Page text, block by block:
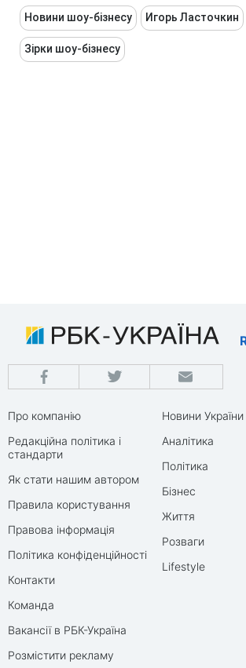
Новини шоу-бізнесу Игорь Ласточкин
Зірки шоу-бізнесу
Про компанію
Редакційна політика і
стандарти
Як стати нашим автором
Правила користування
Правова інформація
Політика конфіденційності
Контакти
Команда
Вакансії в РБК-Україна
Розмістити рекламу
Новини України
Аналітика
Політика
Бізнес
Життя
Розваги
Lifestyle